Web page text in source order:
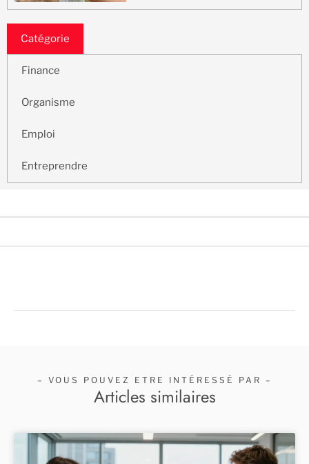
Catégorie
Finance
Organisme
Emploi
Entreprendre
– VOUS POUVEZ ETRE INTÉRESSÉ PAR –
Articles similaires